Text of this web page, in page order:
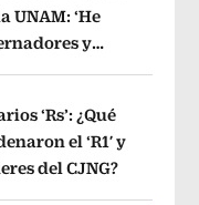
UNAM: ‘He
y
‘Rs’: ¿Qué
el ‘R1′ y
del CJNG?Opens in